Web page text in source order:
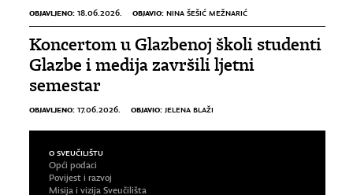
OBJAVLJENO: 18.06.2026. OBJAVIO: NINA ŠEŠIĆ MEŽNARIĆ
Koncertom u Glazbenoj školi studenti
Glazbe i medija završili ljetni
semestar
OBJAVLJENO: 17.06.2026. OBJAVIO: JELENA BLAŽI
O SVEUČILIŠTU
Opći podaci
Povijest i razvoj
Misija i vizija Sveučilišta